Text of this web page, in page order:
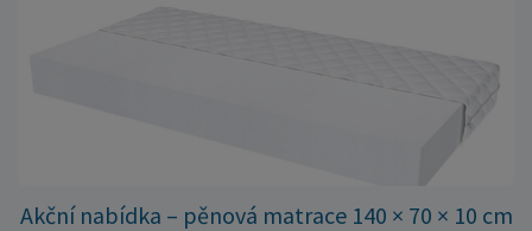
množství kusů, proto můžeme objednávky rychle expedovat.
Vyberte si vhodný rozměr a dopřejte své matraci kvalitní
podklad za výhodnou cenu.
Akční nabídka – pěnová matrace 140 × 70 × 10 cm